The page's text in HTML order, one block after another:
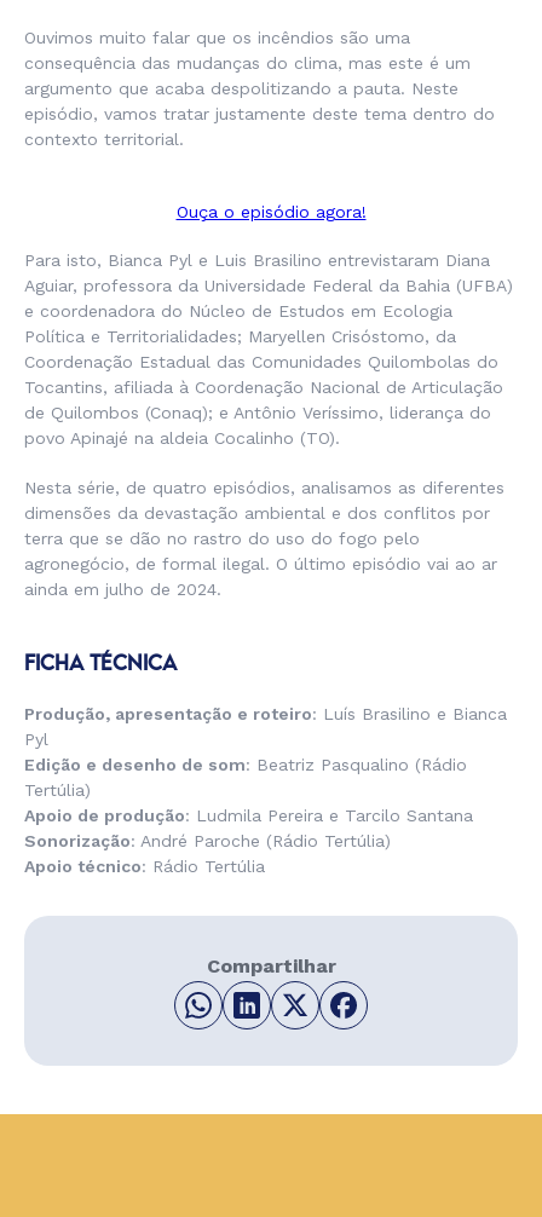
Ouvimos muito falar que os incêndios são uma
consequência das mudanças do clima, mas este é um
argumento que acaba despolitizando a pauta. Neste
episódio, vamos tratar justamente deste tema dentro do
contexto territorial.
Ouça o episódio agora!
Para isto, Bianca Pyl e Luis Brasilino entrevistaram Diana
Aguiar, professora da Universidade Federal da Bahia (UFBA)
e coordenadora do Núcleo de Estudos em Ecologia
Política e Territorialidades; Maryellen Crisóstomo, da
Coordenação Estadual das Comunidades Quilombolas do
Tocantins, afiliada à Coordenação Nacional de Articulação
de Quilombos (Conaq); e Antônio Veríssimo, liderança do
povo Apinajé na aldeia Cocalinho (TO).
Nesta série, de quatro episódios, analisamos as diferentes
dimensões da devastação ambiental e dos conflitos por
terra que se dão no rastro do uso do fogo pelo
agronegócio, de formal ilegal. O último episódio vai ao ar
ainda em julho de 2024.
FICHA TÉCNICA
Produção, apresentação e roteiro: Luís Brasilino e Bianca
Pyl
Edição e desenho de som: Beatriz Pasqualino (Rádio
Tertúlia)
Apoio de produção: Ludmila Pereira e Tarcilo Santana
Sonorização: André Paroche (Rádio Tertúlia)
Apoio técnico: Rádio Tertúlia
Compartilhar